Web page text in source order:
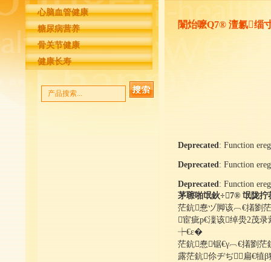
心脑血管健康
糖尿病营养
骨关节健康
健康长寿
闈炲嚒Q7® 澶氱缁
Deprecated: Function
Deprecated: Function
Deprecated: Function
茅聺啪氓鈥÷7® 氓陇
茫鈧惷ヅ脚该︹€撯劉
宦疵р€澟该绰燢2茂
┾€ε�
茫鈧惷锯€γ︹€撯劉
露茫鈧伱ヂぢ扁€犆